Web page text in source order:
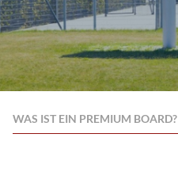
WAS IST EIN PREMIUM BOARD?